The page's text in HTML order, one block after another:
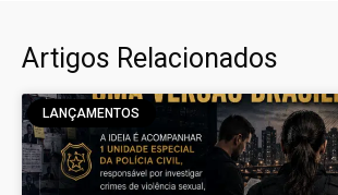
Artigos Relacionados
LANÇAMENTOS